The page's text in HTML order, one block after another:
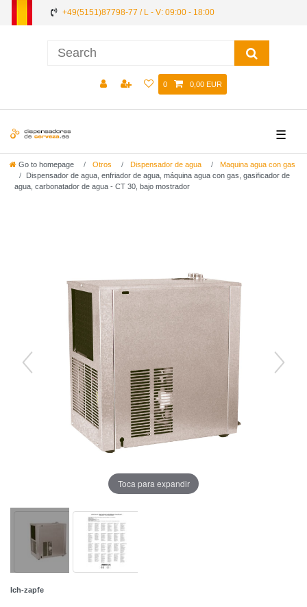
+49(5151)87798-77 / L - V: 09:00 - 18:00
0 0,00 EUR
☰
Go to homepage Otros Dispensador de agua
Maquina agua con gas
Dispensador de agua, enfriador de agua, máquina agua con gas, gasificador de
agua, carbonatador de agua - CT 30, bajo mostrador
Toca para expandir
Ich-zapfe